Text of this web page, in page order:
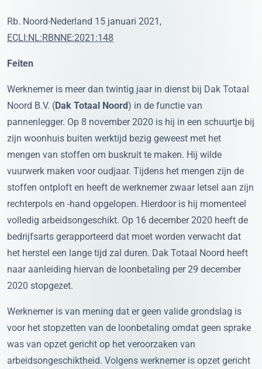
Rb. Noord-Nederland 15 januari 2021,
ECLI:NL:RBNNE:2021:148
Feiten
Werknemer is meer dan twintig jaar in dienst bij Dak Totaal
Noord B.V. (Dak Totaal Noord) in de functie van
pannenlegger. Op 8 november 2020 is hij in een schuurtje bij
zijn woonhuis buiten werktijd bezig geweest met het
mengen van stoffen om buskruit te maken. Hij wilde
vuurwerk maken voor oudjaar. Tijdens het mengen zijn de
stoffen ontploft en heeft de werknemer zwaar letsel aan zijn
rechterpols en -hand opgelopen. Hierdoor is hij momenteel
volledig arbeidsongeschikt. Op 16 december 2020 heeft de
bedrijfsarts gerapporteerd dat moet worden verwacht dat
het herstel een lange tijd zal duren. Dak Totaal Noord heeft
naar aanleiding hiervan de loonbetaling per 29 december
2020 stopgezet.
Werknemer is van mening dat er geen valide grondslag is
voor het stopzetten van de loonbetaling omdat geen sprake
was van opzet gericht op het veroorzaken van
arbeidsongeschiktheid. Volgens werknemer is opzet gericht